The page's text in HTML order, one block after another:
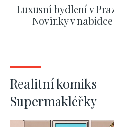
Luxusní bydlení v
Novinky v nabídce
Realitní komiks
Supermakléřky